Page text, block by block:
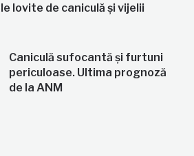
lovite de caniculă și vijelii
Caniculă sufocantă și furtuni
periculoase. Ultima prognoză
de la ANM